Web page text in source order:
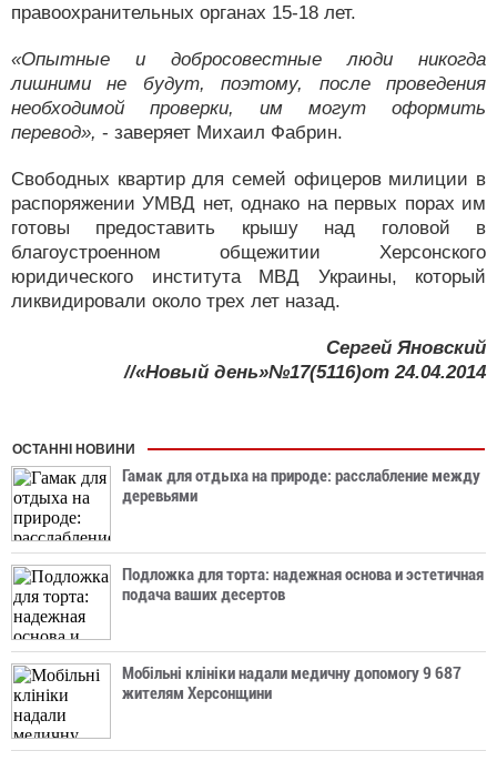
правоохранительных органах 15-18 лет.
«Опытные и добросовестные люди никогда
лишними не будут, поэтому, после проведения
необходимой проверки, им могут оформить
перевод», - заверяет Михаил Фабрин.
Свободных квартир для семей офицеров милиции в
распоряжении УМВД нет, однако на первых порах им
готовы предоставить крышу над головой в
благоустроенном общежитии Херсонского
юридического института МВД Украины, который
ликвидировали около трех лет назад.
Сергей Яновский
//«Новый день»№17(5116)от 24.04.2014
ОСТАННІ НОВИНИ
Гамак для отдыха на природе: расслабление между
деревьями
Подложка для торта: надежная основа и эстетичная
подача ваших десертов
Мобільні клініки надали медичну допомогу 9 687
жителям Херсонщини